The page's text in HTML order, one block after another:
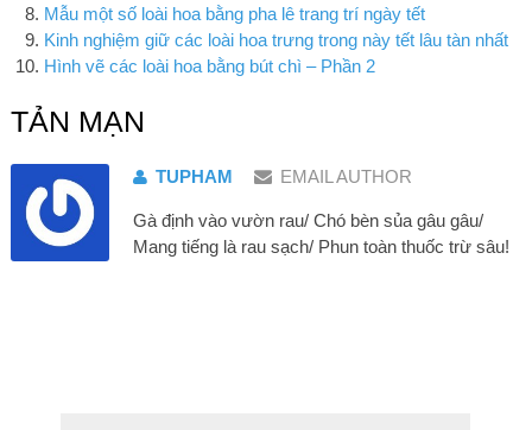
Mẫu một số loài hoa bằng pha lê trang trí ngày tết
Kinh nghiệm giữ các loài hoa trưng trong này tết lâu tàn nhất
Hình vẽ các loài hoa bằng bút chì – Phần 2
TẢN MẠN
TUPHAM EMAIL AUTHOR
Gà định vào vườn rau/ Chó bèn sủa gâu gâu/
Mang tiếng là rau sạch/ Phun toàn thuốc trừ sâu!